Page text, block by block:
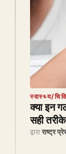
स्वास्थ्य/
क्या इन
सही तरीके
द्वारा राष्ट्र